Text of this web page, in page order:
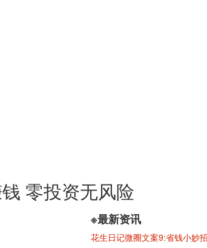
零投资无风险
※最新资讯
花生日记微圈文案9:省钱小妙